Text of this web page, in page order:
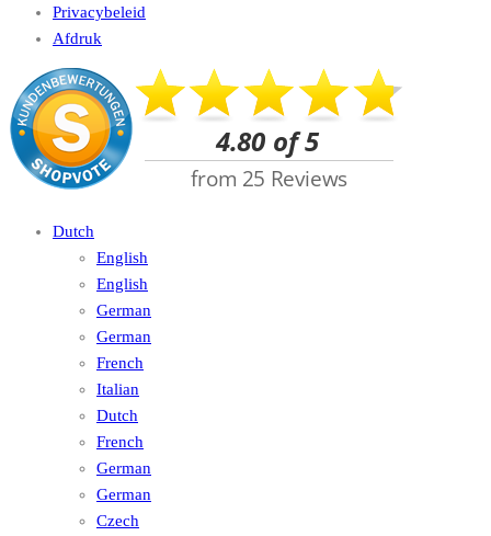
Privacybeleid
Afdruk
Dutch
English
English
German
German
French
Italian
Dutch
French
German
German
Czech